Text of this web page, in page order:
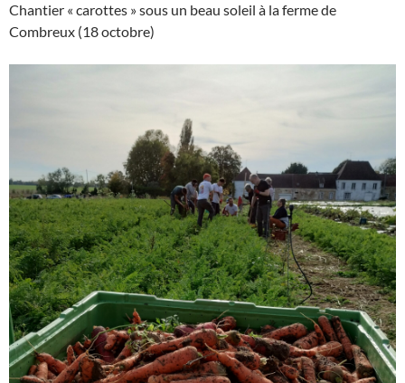
Chantier « carottes » sous un beau soleil à la ferme de
Combreux (18 octobre)